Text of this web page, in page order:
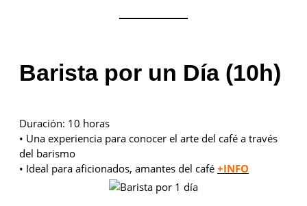
Barista por un Día (10h)
Duración: 10 horas
• Una experiencia para conocer el arte del café a través
del barismo
• Ideal para aficionados, amantes del café +INFO